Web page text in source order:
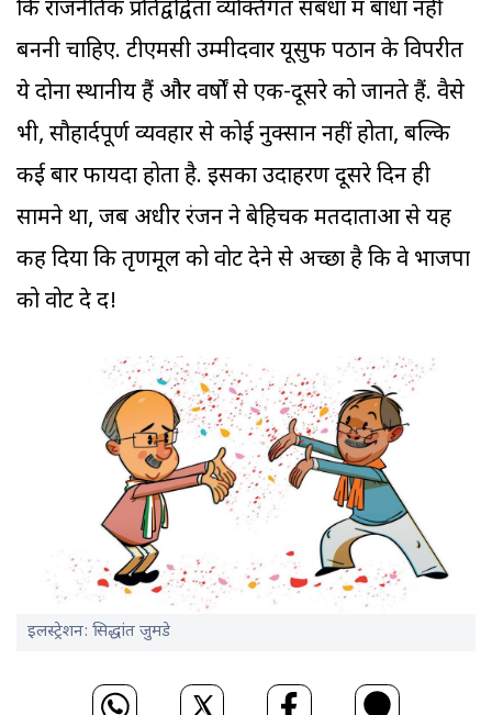
कि राजनैतिक प्रतिद्वंद्विता व्यक्तिगत संबंधों में बाधा नहीं
बननी चाहिए. टीएमसी उम्मीदवार यूसुफ पठान के विपरीत
ये दोनों स्थानीय हैं और वर्षों से एक-दूसरे को जानते हैं. वैसे
भी, सौहार्दपूर्ण व्यवहार से कोई नुक्सान नहीं होता, बल्कि
कई बार फायदा होता है. इसका उदाहरण दूसरे दिन ही
सामने था, जब अधीर रंजन ने बेहिचक मतदाताओं से यह
कह दिया कि तृणमूल को वोट देने से अच्छा है कि वे भाजपा
को वोट दे दें!
इलस्ट्रेशन: सिद्धांत जुमडे